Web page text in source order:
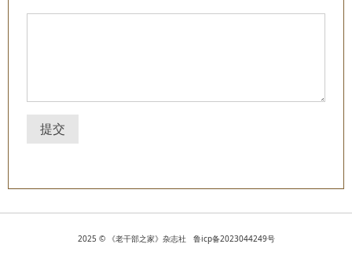
提交
2025 © 《老干部之家》杂志社 鲁icp备2023044249号